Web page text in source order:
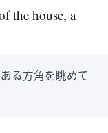
the house, a
る方角を眺めて